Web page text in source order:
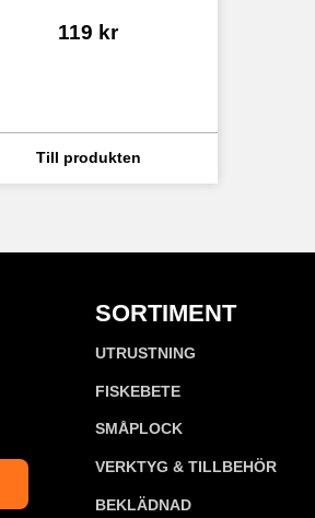
119 kr
SORTIMENT
UTRUSTNING
FISKEBETE
SMÅPLOCK
VERKTYG & TILLBEHÖR
BEKLÄDNAD